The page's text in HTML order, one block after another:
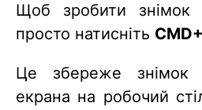
Щоб зробити знімок
просто натисніть
Це збереже знімок
екрана на робочий